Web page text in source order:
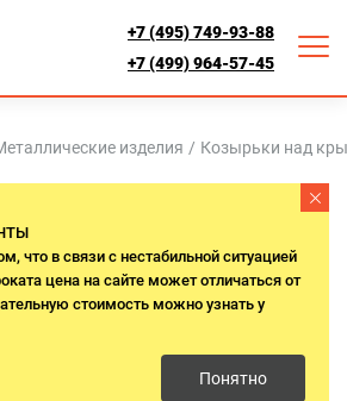
+7 (495) 749-93-88
+7 (499) 964-57-45
изделия / Козырьки над
что в связи с нестабильной ситуацией
цена на сайте может отличаться от
стоимость можно узнать у
Понятно